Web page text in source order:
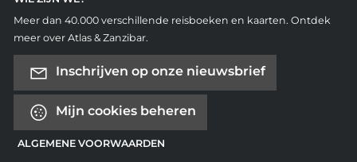
Meer dan 40.000 verschillende reisboeken en kaarten. Ontdek
meer over Atlas & Zanzibar.
Inschrijven op onze nieuwsbrief
Mijn cookies beheren
ALGEMENE VOORWAARDEN